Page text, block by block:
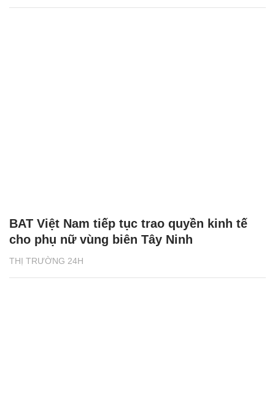
THỊ TRƯỜNG 24H
BAT Việt Nam tiếp tục trao quyền kinh tế
cho phụ nữ vùng biên Tây Ninh